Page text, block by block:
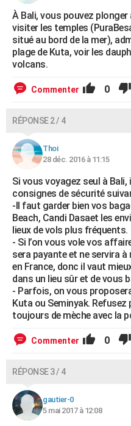
Bricolage
Lifestyle
Culture
Sport
Auto
Television
Voyage
Cinema
À Bali, vous pouvez plonger
visiter les temples
situé au bord de la mer),
plage de Kuta, voir les
volcans.
Commenter 0
RÉPONSE 2 / 4
Thoi
28 déc. 2016 à 11:15
Si vous voyagez seul à
consignes de sécurité
-Il faut garder bien vos
Beach, Candi Dasaet les
lieux de vols plus fréquents.
- Si l’on vous vole vos
sera payante et ne servira
en France, donc il vaut
dans un lieu sûr et de vous
- Parfois, on vous
Kuta ou Seminyak.
toujours de mèche avec la
Commenter 0
RÉPONSE 3 / 4
gautier-0
5 mai 2017 à 12:08